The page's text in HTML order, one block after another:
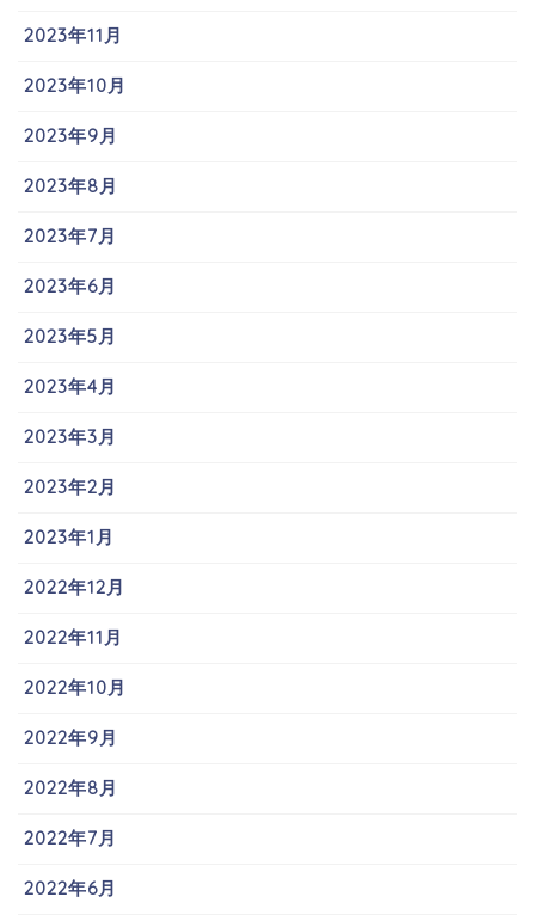
2023年11月
2023年10月
2023年9月
2023年8月
2023年7月
2023年6月
2023年5月
2023年4月
2023年3月
2023年2月
2023年1月
2022年12月
2022年11月
2022年10月
2022年9月
2022年8月
2022年7月
2022年6月